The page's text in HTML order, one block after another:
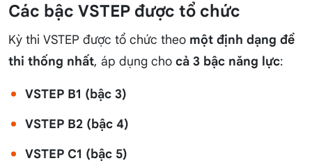
Các bậc VSTEP được tổ chức
Kỳ thi VSTEP được tổ chức theo một định dạng đề
thi thống nhất, áp dụng cho cả 3 bậc năng lực:
VSTEP B1 (bậc 3)
VSTEP B2 (bậc 4)
VSTEP C1 (bậc 5)